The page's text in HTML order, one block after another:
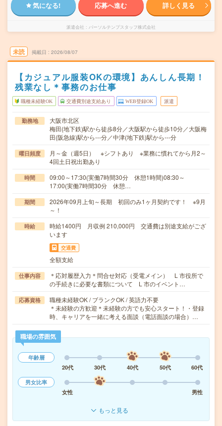
気になる! 応募へ進む 詳しく見る
派遣会社 パーソルテンプスタッフ株式会社
未読 掲載日 2026/08/07
【カジュアル服装OKの環境】あんしん長期！
残業なし＊事務のお仕事
職種未経験OK 交通費別途支給あり WEB登録OK 派遣
勤務地
大阪市北区
梅田(地下鉄)駅から徒歩8分／大阪駅から徒歩10分／大阪梅
田(阪急線)駅から---分／中津(地下鉄)駅から---分
曜日頻度
月～金（週5日） ※シフトあり ※業務に慣れてから月2～
4回土日祝出勤あり
時間
09:00～17:30(実働7時間30分 休憩1時間)08:30～
17:00(実働7時間30分 休憩…
期間
2026年09月上旬～長期 初回のみ1ヶ月契約です！ ※9月
～！
時給
時給1400円 月収例 210,000円 交通費は別途支給がござ
います
交通費
全額支給
仕事内容
＊応対履歴入力＊問合せ対応（受電メイン） L 市役所で
の手続きに必要な書類について L 市のイベント…
応募資格
職種未経験OK / ブランクOK / 英語力不要
＊未経験の方歓迎＊未経験の方でも安心スタート！・登録
時、キャリアを一緒に考える面談（電話面談の場合）…
職場の雰囲気
年齢層
20代
30代 40代 50代
60代
男女比率
女性
男性
もっと見る